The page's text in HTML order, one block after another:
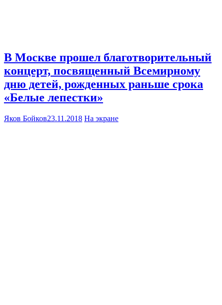
В Москве прошел благотворительный
концерт, посвященный Всемирному
дню детей, рожденных раньше срока
«Белые лепестки»
Яков Бойков23.11.2018 На экране